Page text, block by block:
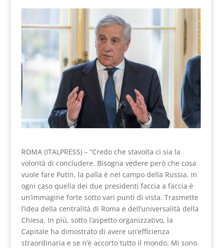
ROMA (ITALPRESS) – “Credo che stavolta ci sia la
volontà di concludere. Bisogna vedere però che cosa
vuole fare Putin, la palla è nel campo della Russia. In
ogni caso quella dei due presidenti faccia a faccia è
un’immagine forte sotto vari punti di vista. Trasmette
l’idea della centralità di Roma e dell’universalità della
Chiesa. In più, sotto l’aspetto organizzativo, la
Capitale ha dimostrato di avere un’efficienza
straordinaria e se n’è accorto tutto il mondo. Mi sono